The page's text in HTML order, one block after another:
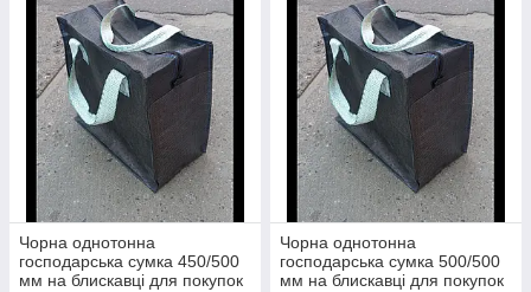
Чорна однотонна
господарська сумка 450/500
мм на блискавці для покупок
Чорна однотонна
господарська сумка 500/500
мм на блискавці для покупок